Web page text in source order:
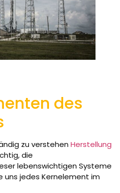
des
zu verstehen Herstellung
die
lebenswichtigen Systeme
uns jedes Kernelement im